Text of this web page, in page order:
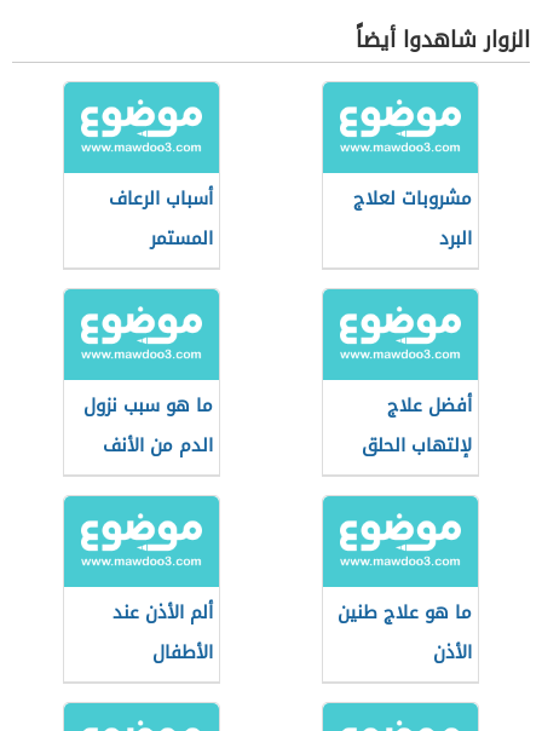
الزوار شاهدوا أيضاً
مشروبات لعلاج
البرد
أسباب الرعاف
المستمر
أفضل علاج
لإلتهاب الحلق
ما هو سبب نزول
الدم من الأنف
ما هو علاج طنين
الأذن
ألم الأذن عند
الأطفال